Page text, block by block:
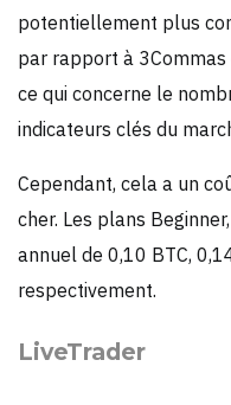
potentiellement plus
par rapport à
ce qui concerne le
indicateurs clés du
Cependant, cela a un
cher. Les plans
annuel de 0,10 BTC,
respectivement.
LiveTrader